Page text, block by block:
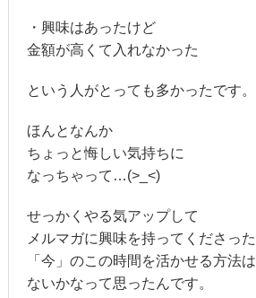
・興味はあったけど
金額が高くて入れなかった
という人がとっても多かったです。
ほんとなんか
ちょっと悔しい気持ちに
なっちゃって…(>_<)
せっかくやる気アップして
メルマガに興味を持ってくださった
「今」のこの時間を活かせる方法は
ないかなって思ったんです。